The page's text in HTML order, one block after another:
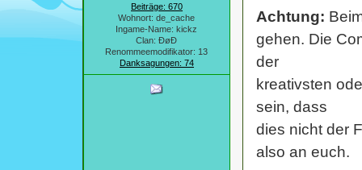
Beiträge: 670
Wohnort: de_cache
Ingame-Name: kickz
Clan: ÐøÐ
Renommeemodifikator: 13
Danksagungen: 74
Achtung:
gehen. Die
der
kreativsten
sein, dass
dies nicht der
also an euch.